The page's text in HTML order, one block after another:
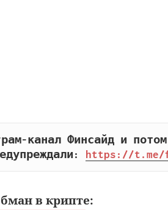
канал Финсайд и
https://t.me/
в крипте: